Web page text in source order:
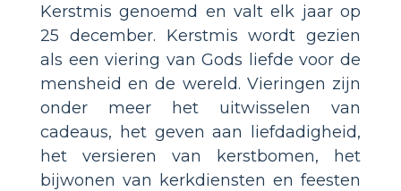
Kerstmis genoemd en valt elk jaar op
25 december. Kerstmis wordt gezien
als een viering van Gods liefde voor de
mensheid en de wereld. Vieringen zijn
onder meer het uitwisselen van
cadeaus, het geven aan liefdadigheid,
het versieren van kerstbomen, het
bijwonen van kerkdiensten en feesten